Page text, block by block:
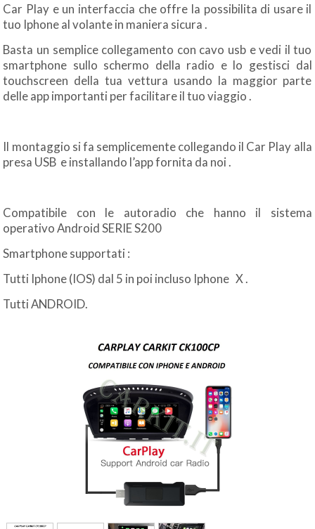
Car Play e un interfaccia che offre la possibilita di usare il
tuo Iphone al volante in maniera sicura .
Basta un semplice collegamento con cavo usb e vedi il tuo
smartphone sullo schermo della radio e lo gestisci dal
touchscreen della tua vettura usando la maggior parte
delle app importanti per facilitare il tuo viaggio .
Il montaggio si fa semplicemente collegando il Car Play alla
presa USB e installando l’app fornita da noi .
Compatibile con le autoradio che hanno il sistema
operativo Android SERIE S200
Smartphone supportati :
Tutti Iphone (IOS) dal 5 in poi incluso Iphone X .
Tutti ANDROID.